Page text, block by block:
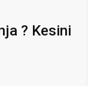
? Kesini